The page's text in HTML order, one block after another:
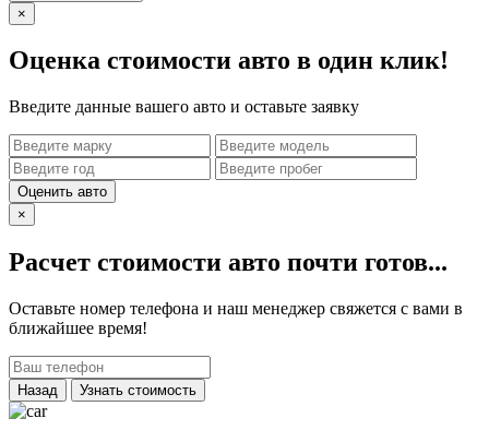
×
Оценка стоимости авто в один клик!
Введите данные вашего авто и оставьте заявку
Оценить авто
×
Расчет стоимости авто почти готов...
Оставьте номер телефона и наш менеджер свяжется с вами в
ближайшее время!
Назад Узнать стоимость